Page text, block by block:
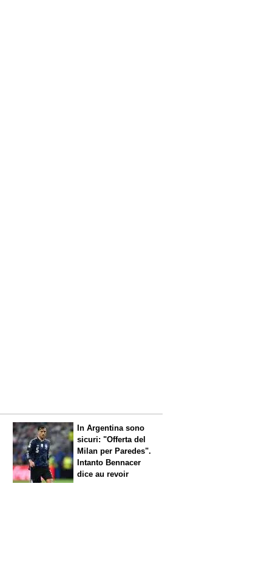
In Argentina sono
sicuri: "Offerta del
Milan per Paredes".
Intanto Bennacer
diceau revoir